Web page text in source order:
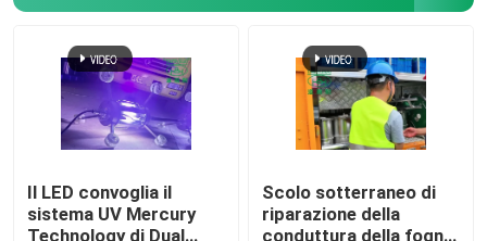
Riparazione della fogna di Trenchless
Costruzione della conduttura di Trenchless
Addestramento di tecnologia di Trenchless
Il LED convoglia il
sistema UV Mercury
Technology di Dual
Scolo sotterraneo di
riparazione della
conduttura della fogna